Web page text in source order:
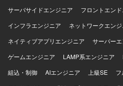
ストア運用などの環境でご参画い
いただけます。 【開発環境】 Azureを中心としたクラウド
インフラ、Terraformによる全環
Insights を用いた監視とアラート
バックアップ・リストア運用な
サーバサイドエンジニア
フロントエン
インフラエンジニア
ネットワークエン
ネイティブアプリエンジニア
サーバー
ゲームエンジニア
LAMP系エンジニア
組込・制御
AIエンジニア 上級SE